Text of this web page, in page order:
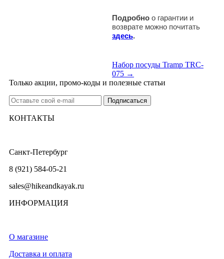
Подробно о гарантии и
возврате можно почитать
здесь.
Набор посуды Tramp TRC-
075 →
Только акции, промо-коды и полезные статьи
КОНТАКТЫ
Санкт-Петербург
8 (921) 584-05-21
sales@hikeandkayak.ru
ИНФОРМАЦИЯ
О магазине
Доставка и оплата